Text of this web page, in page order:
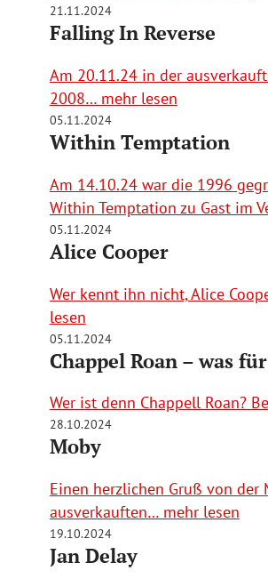
21.11.2024
Falling In Reverse
Am 20.11.24 in der
2008… mehr lesen
05.11.2024
Within Temptation
Am 14.10.24 war die 1996
Within Temptation zu Gast im
05.11.2024
Alice Cooper
Wer kennt ihn nicht, Alice
lesen
05.11.2024
Chappel Roan – was
Wer ist denn Chappell Roan?
28.10.2024
Moby
Einen herzlichen Gruß von
ausverkauften… mehr lesen
19.10.2024
Jan Delay